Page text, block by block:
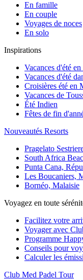
En famille
En couple
Voyages de noces
En solo
Inspirations
Vacances d'été
Vacances d'été
Croisières été en
Vacances de
Été Indien
Fêtes de fin
Nouveautés Resorts
Pragelato
South Africa
Punta Cana,
Les Boucaniers,
Bornéo, Malaisie
Voyagez en toute
Facilitez votre
Voyager avec
Programme
Conseils pour
Calculer les
Club Med Padel Tour